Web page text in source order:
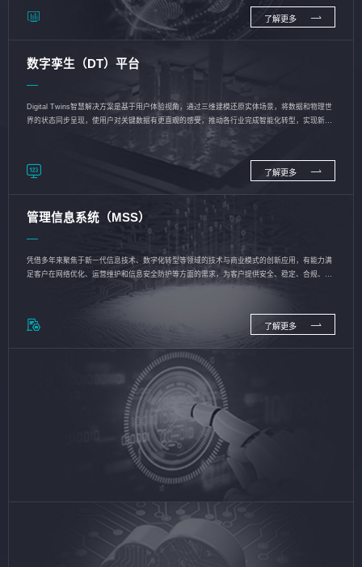
了解更多
数字孪生（DT）平台
Digital Twins智慧解决方案是基于用户体验视角，通过三维建模还原实体场景，将数据和物理世
界的状态同步呈现，使用户对关键数据有更直观的感受，推动各行业完成智能化转型，实现新旧
了解更多
管理信息系统（MSS）
凭借多年来聚焦于新一代信息技术、数字化转型等领域的技术与商业模式的创新应用，有能力满
足客户在网络优化、运营维护和信息安全防护等方面的需求，为客户提供安全、稳定、合规、持
了解更多